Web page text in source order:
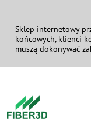
Sklep internetowy
końcowych, klienci
muszą dokonywać